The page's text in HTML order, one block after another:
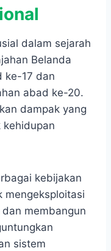
dalam sejarah
Belanda
ke-17 dan
abad ke-20.
dampak yang
kehidupan
kebijakan
mengeksploitasi
membangun
sistem